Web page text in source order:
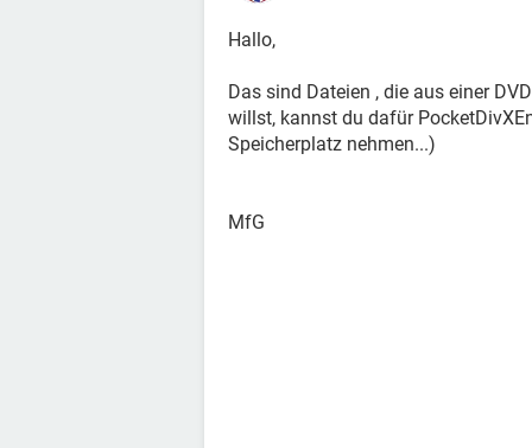
Hallo,
Das sind Dateien , die aus einer
willst, kannst du dafür
Speicherplatz nehmen...)
MfG